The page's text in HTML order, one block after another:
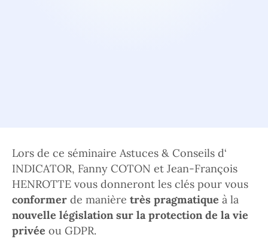
Lors de ce séminaire Astuces & Conseils d‘
INDICATOR, Fanny COTON et Jean-François
HENROTTE vous donneront les clés pour vous
conformer de manière très pragmatique à la
nouvelle législation sur la protection de la vie
privée ou GDPR.